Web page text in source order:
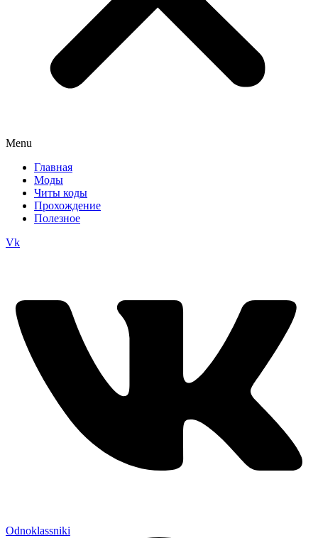
Menu
Главная
Моды
Читы коды
Прохождение
Полезное
Vk
Odnoklassniki